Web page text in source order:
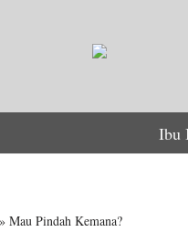
Ibu
» Mau Pindah Kemana?